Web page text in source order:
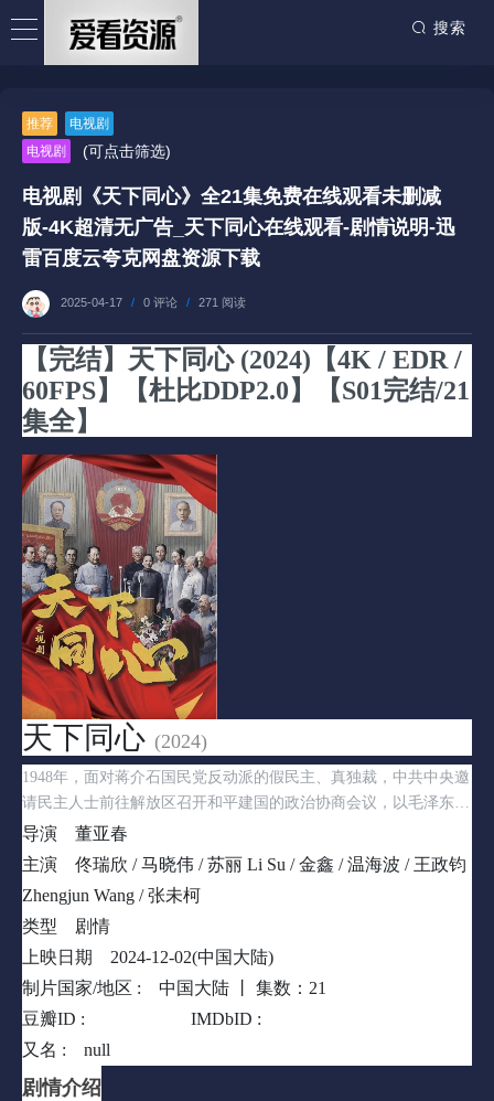
搜索
推荐
电视剧
电视剧
(可点击筛选)
电视剧《天下同心》全21集免费在线观看未删减
版-4K超清无广告_天下同心在线观看-剧情说明-迅
雷百度云夸克网盘资源下载
2025-04-17 / 0 评论 / 271 阅读
【完结】天下同心 (2024)【4K / EDR /
60FPS】【杜比DDP2.0】【S01完结/21
集全】
天下同心 (2024)
1948年，面对蒋介石国民党反动派的假民主、真独裁，中共中央邀
请民主人士前往解放区召开和平建国的政治协商会议，以毛泽东为
核心的第一代党的领导集体，以政治、军事、经济、民生方方面面
一切“为人民服务”的实际行动，最终让以李济深、沈钧儒、张澜、
宋庆龄、黄炎培、梁思成等为代表的各民主党派、各阶层、各阵
营，甚至包括傅作义等国民党起义高级将领、张治中等国共和谈代
表都看到了中国共产党为中华民族带来的全新希望，他们从此自觉
选择并真心拥护中国共产党的领导，团结合作、肝胆相照、荣辱与
共，携手建立独立、民主、和平、统一的新中国，华夏大地万水朝
东、天下同心，迈向伟大的民族复兴新征程！
导演
董亚春
主演
佟瑞欣 / 马晓伟 / 苏丽 Li Su / 金鑫 / 温海波 / 王政钧
Zhengjun Wang / 张未柯
类型
剧情
上映日期
2024-12-02(中国大陆)
制片国家/地区 :
中国大陆 丨 集数：21
豆瓣ID :
IMDbID :
又名 :
null
剧情介绍